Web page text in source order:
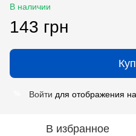
В наличии
143 грн
Войти для отображения
В избранное